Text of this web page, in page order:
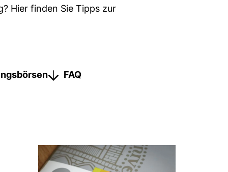
Hier finden Sie Tipps zur
FAQ